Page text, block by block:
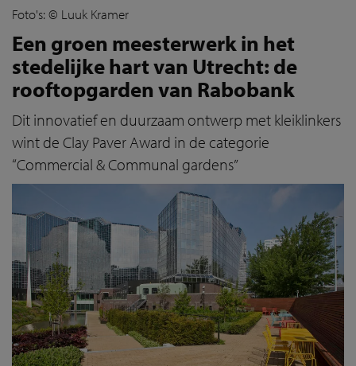
Foto's: © Luuk Kramer
Een groen meesterwerk in het
stedelijke hart van Utrecht: de
rooftopgarden van Rabobank
Dit innovatief en duurzaam ontwerp met kleiklinkers
wint de Clay Paver Award in de categorie
“Commercial & Communal gardens”